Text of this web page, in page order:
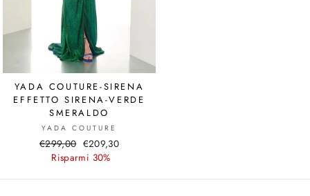
YADA COUTURE-SIRENA
EFFETTO SIRENA-VERDE
SMERALDO
YADA COUTURE
Prezzo
€299,00 Prezzo
scontato
€209,30
Risparmi 30%